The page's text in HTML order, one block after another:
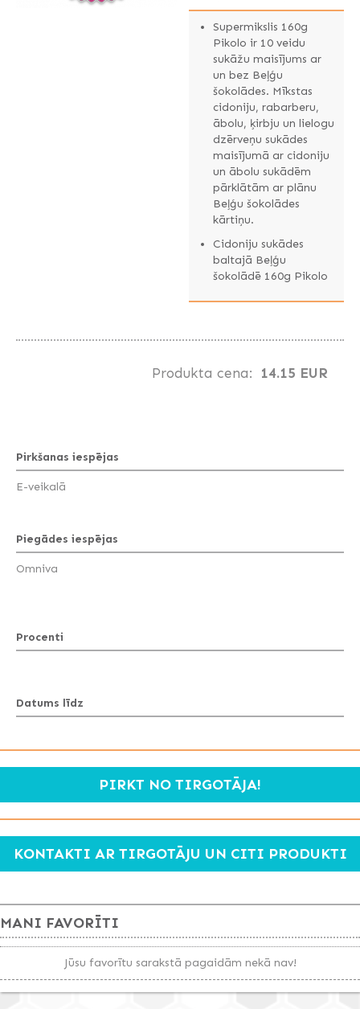
Supermikslis 160g
Pikolo ir 10 veidu
sukāžu maisījums ar
un bez Beļģu
šokolādes. Mīkstas
cidoniju, rabarberu,
ābolu, ķirbju un lielogu
dzērveņu sukādes
maisījumā ar cidoniju
un ābolu sukādēm
pārklātām ar plānu
Beļģu šokolādes
kārtiņu.
Cidoniju sukādes
baltajā Beļģu
šokolādē 160g Pikolo
Produkta cena: 14.15 EUR
Pirkšanas iespējas
E-veikalā
Piegādes iespējas
Omniva
Procenti
Datums līdz
PIRKT NO TIRGOTĀJA!
KONTAKTI AR TIRGOTĀJU UN CITI PRODUKTI
MANI FAVORĪTI
Jūsu favorītu sarakstā pagaidām nekā nav!